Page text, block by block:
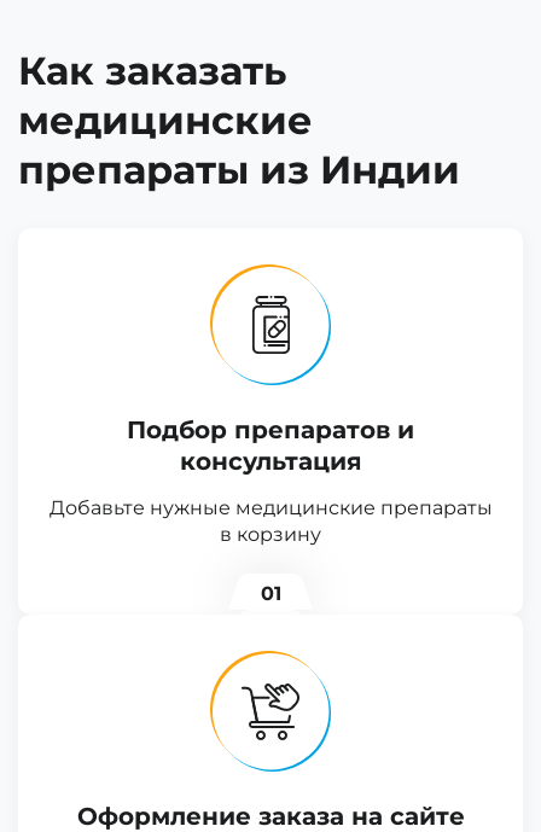
Как заказать
медицинские
препараты из Индии
Подбор препаратов и
консультация
Добавьте нужные медицинские препараты
в корзину
01
Оформление заказа на сайте